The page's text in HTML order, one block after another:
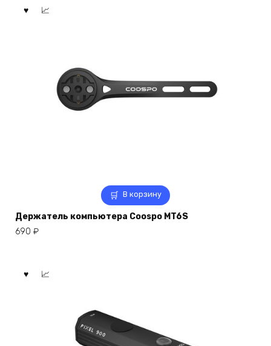
В корзину
Держатель компьютера Coospo MT6S
690 ₽